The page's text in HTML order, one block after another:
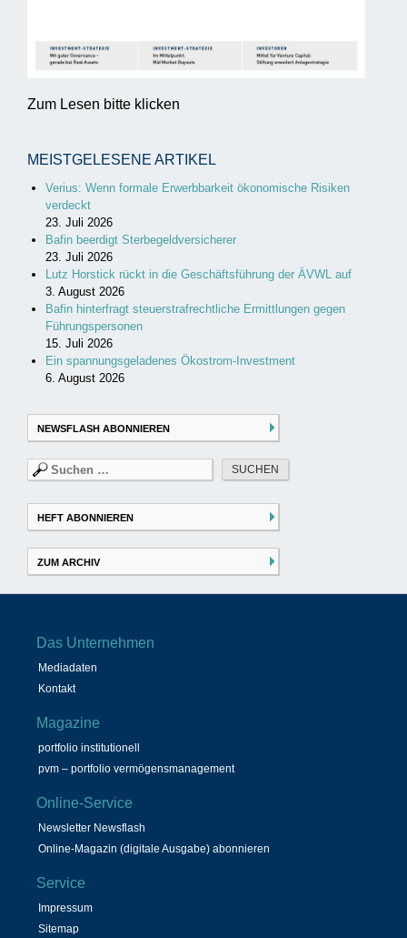
Zum Lesen bitte klicken
MEISTGELESENE ARTIKEL
Verius: Wenn formale Erwerbbarkeit ökonomische Risiken
verdeckt
23. Juli 2026
Bafin beerdigt Sterbegeldversicherer
23. Juli 2026
Lutz Horstick rückt in die Geschäftsführung der ÄVWL auf
3. August 2026
Bafin hinterfragt steuerstrafrechtliche Ermittlungen gegen
Führungspersonen
15. Juli 2026
Ein spannungsgeladenes Ökostrom-Investment
6. August 2026
NEWSFLASH ABONNIEREN
Suchen
nach:
HEFT ABONNIEREN
ZUM ARCHIV
Das Unternehmen
Mediadaten
Kontakt
Magazine
portfolio institutionell
pvm – portfolio vermögensmanagement
Online-Service
Newsletter Newsflash
Online-Magazin (digitale Ausgabe) abonnieren
Service
Impressum
Sitemap